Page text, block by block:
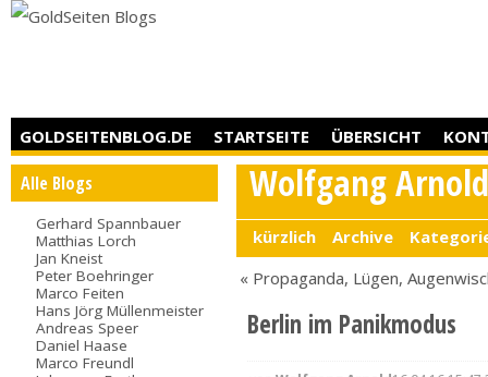
GOLDSEITENBLOG.DE STARTSEITE ÜBERSICHT
Alle Blogs
Gerhard Spannbauer
Matthias Lorch
Jan Kneist
Peter Boehringer
Marco Feiten
Hans Jörg Müllenmeister
Andreas Speer
Daniel Haase
Marco Freundl
Wolfgang
kürzlich Archive
« Propaganda, Lügen,
Berlin im Panikmodus